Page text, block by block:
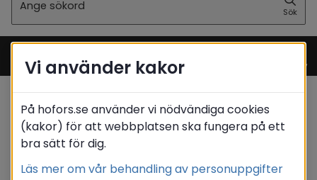
Sök
Meny
Startsida
Stöd & omsorg
/ Ekonomiskt stöd och rådgivning
Vi använder kakor
På hofors.se använder vi nödvändiga cookies
(kakor) för att webbplatsen ska fungera på ett
bra sätt för dig.
Läs mer om vår behandling av personuppgifter